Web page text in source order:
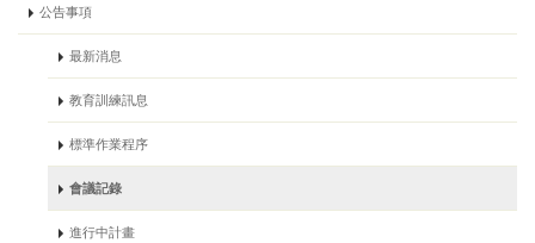
公告事項
最新消息
教育訓練訊息
標準作業程序
會議記錄
進行中計畫